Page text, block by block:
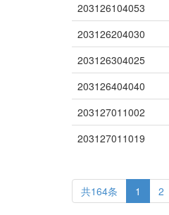
203126104053
203126204030
203126304025
203126404040
203127011002
203127011019
共164条 1 2